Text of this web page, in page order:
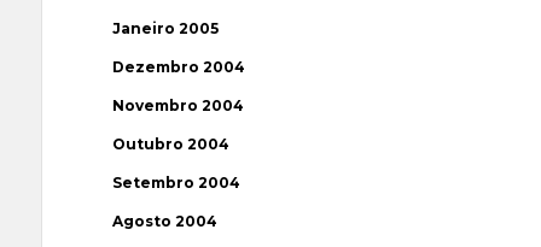
Janeiro 2005
Dezembro 2004
Novembro 2004
Outubro 2004
Setembro 2004
Agosto 2004